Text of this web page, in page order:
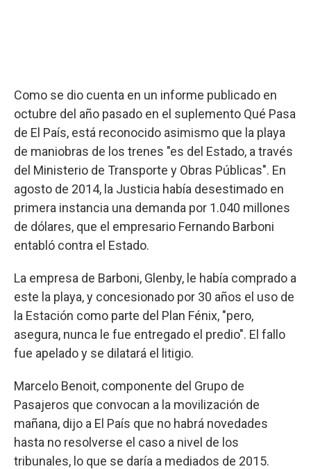
Como se dio cuenta en un informe publicado en
octubre del año pasado en el suplemento Qué Pasa
de El País, está reconocido asimismo que la playa
de maniobras de los trenes "es del Estado, a través
del Ministerio de Transporte y Obras Públicas". En
agosto de 2014, la Justicia había desestimado en
primera instancia una demanda por 1.040 millones
de dólares, que el empresario Fernando Barboni
entabló contra el Estado.
La empresa de Barboni, Glenby, le había comprado a
este la playa, y concesionado por 30 años el uso de
la Estación como parte del Plan Fénix, "pero,
asegura, nunca le fue entregado el predio". El fallo
fue apelado y se dilatará el litigio.
Marcelo Benoit, componente del Grupo de
Pasajeros que convocan a la movilización de
mañana, dijo a El País que no habrá novedades
hasta no resolverse el caso a nivel de los
tribunales, lo que se daría a mediados de 2015.